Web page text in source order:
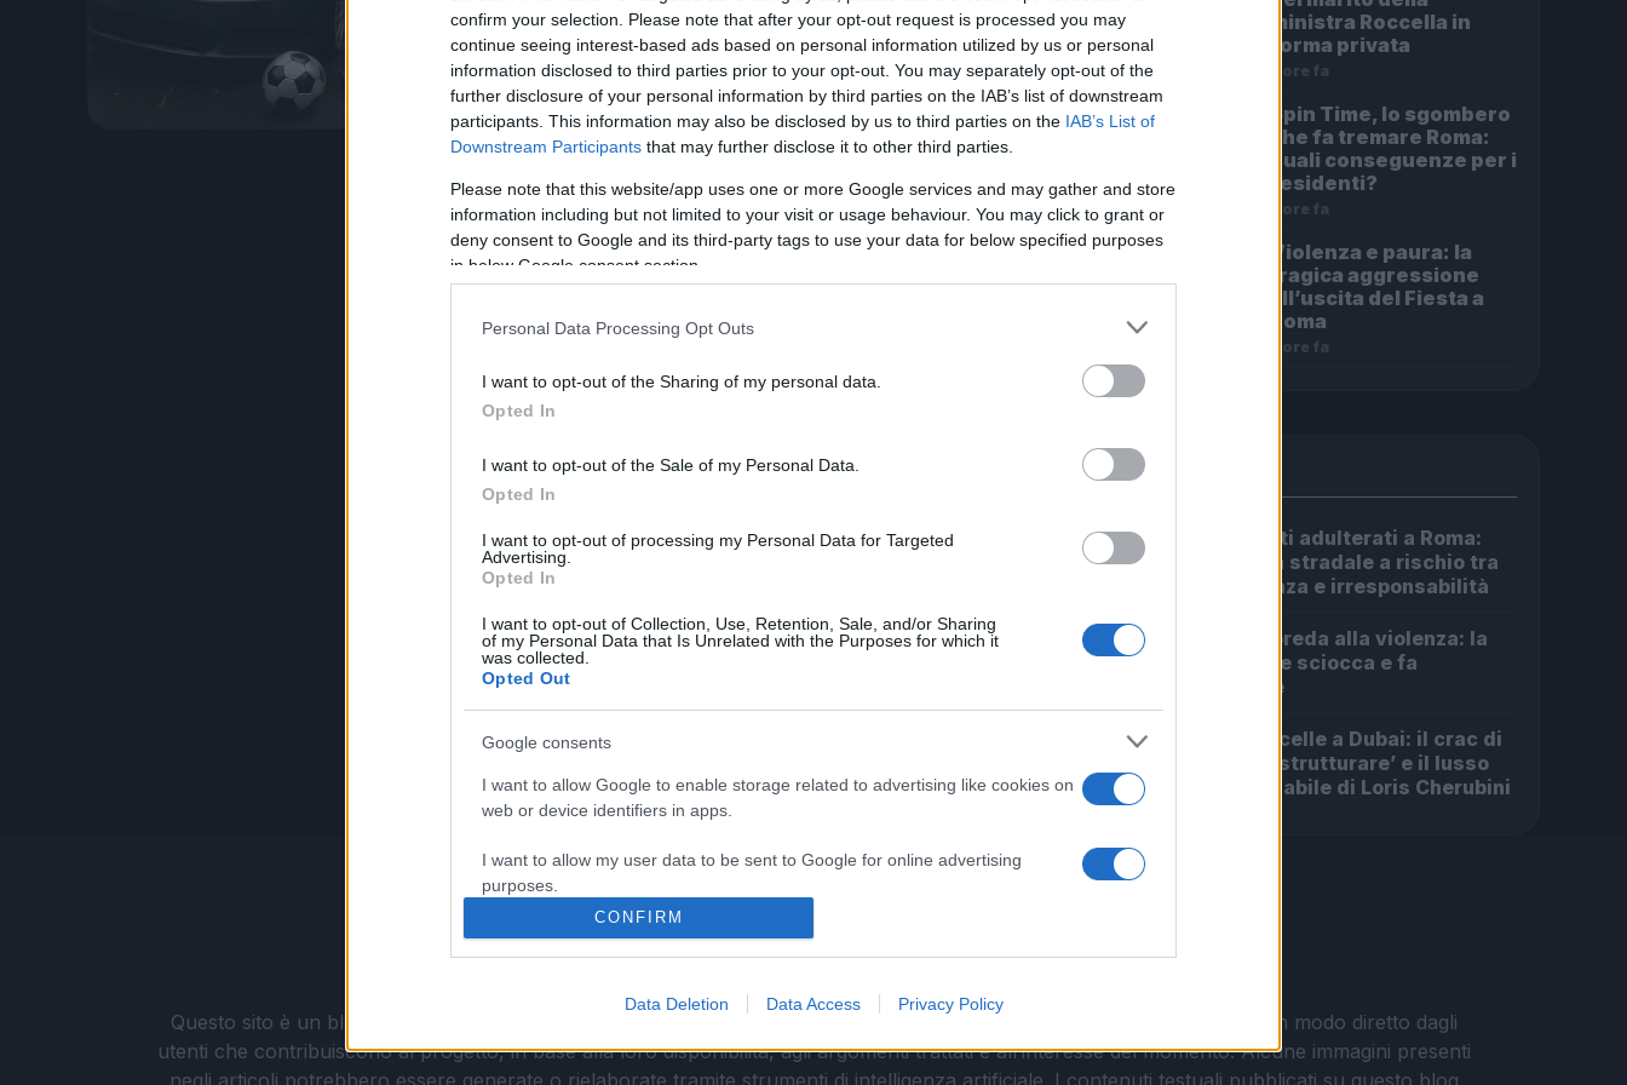
confirm your selection. Please note that after your opt-out request is processed you may
continue seeing interest-based ads based on personal information utilized by us or personal
information disclosed to third parties prior to your opt-out. You may separately opt-out of the
further disclosure of your personal information by third parties on the IAB’s list of downstream
participants. This information may also be disclosed by us to third parties on the IAB’s List of
Downstream Participants that may further disclose it to other third parties.
Please note that this website/app uses one or more Google services and may gather and store
information including but not limited to your visit or usage behaviour. You may click to grant or
deny consent to Google and its third-party tags to use your data for below specified purposes
in below Google consent section.
Personal Data Processing Opt Outs
I want to opt-out of the Sharing of my personal data.
Opted In
I want to opt-out of the Sale of my Personal Data.
Opted In
I want to opt-out of processing my Personal Data for Targeted
Advertising.
Opted In
I want to opt-out of Collection, Use, Retention, Sale, and/or Sharing
of my Personal Data that Is Unrelated with the Purposes for which it
was collected.
Opted Out
Google consents
I want to allow Google to enable storage related to advertising like cookies on
web or device identifiers in apps.
I want to allow my user data to be sent to Google for online advertising
purposes.
I want to allow Google to send me personalized advertising.
I want to allow Google to enable storage related to analytics like cookies on
I want to allow Google to enable storage related to functionality of the website
CONFIRM
Data Deletion Data Access Privacy Policy
durante il recente nubifragio, un automobilista ha vissuto un vero
e proprio incubo quando un platano…
Leggi l’articolo →
ministra Roccella in
forma privata
7 ore fa
Spin Time, lo sgombero
che fa tremare Roma:
quali conseguenze per i
residenti?
7 ore fa
Violenza e paura: la
tragica aggressione
all’uscita del Fiesta a
Roma
7 ore fa
Carburanti adulterati a Roma:
sicurezza stradale a rischio tra
indifferenza e irresponsabilità
Roma in preda alla violenza: la
rapina che sciocca e fa
discutere
Da Centocelle a Dubai: il crac di
‘Facile Ristrutturare’ e il lusso
irresponsabile di Loris Cherubini
La Cronaca di Roma
Questo sito è un blog aggiornato senza un calendario fisso o una periodicità prestabilita. I contenuti vengono pubblicati in modo diretto dagli
utenti che contribuiscono al progetto, in base alla loro disponibilità, agli argomenti trattati e all’interesse del momento. Alcune immagini presenti
negli articoli potrebbero essere generate o rielaborate tramite strumenti di intelligenza artificiale. I contenuti testuali pubblicati su questo blog